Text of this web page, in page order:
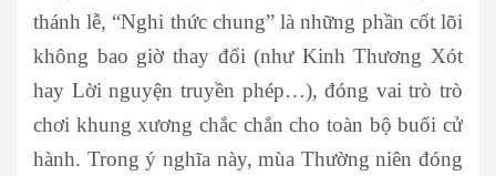
thánh lễ, “Nghi thức chung” là những phần cốt lõi
không bao giờ thay đổi (như Kinh Thương Xót
hay Lời nguyện truyền phép…), đóng vai trò trò
chơi khung xương chắc chắn cho toàn bộ buổi cử
hành. Trong ý nghĩa này, mùa Thường niên đóng